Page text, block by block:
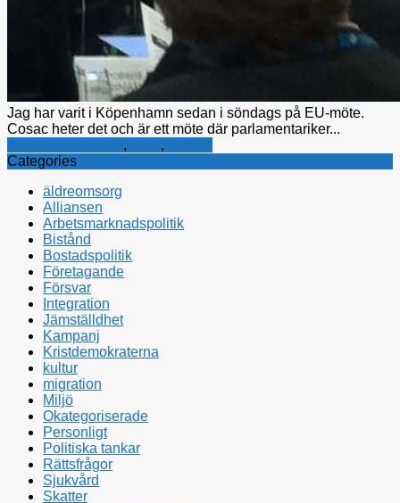
Jag har varit i Köpenhamn sedan i söndags på EU-möte.
Cosac heter det och är ett möte där parlamentariker...
, ,
Categories
äldreomsorg
Alliansen
Arbetsmarknadspolitik
Bistånd
Bostadspolitik
Företagande
Försvar
Integration
Jämställdhet
Kampanj
Kristdemokraterna
kultur
migration
Miljö
Okategoriserade
Personligt
Politiska tankar
Rättsfrågor
Sjukvård
Skatter